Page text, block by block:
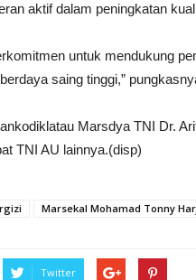
aktif dalam peningkatan
untuk mendukung
saing tinggi,”
Marsdya TNI Dr.
TNI AU lainnya.(disp)
Marsekal Mohamad Tonny
Twitter